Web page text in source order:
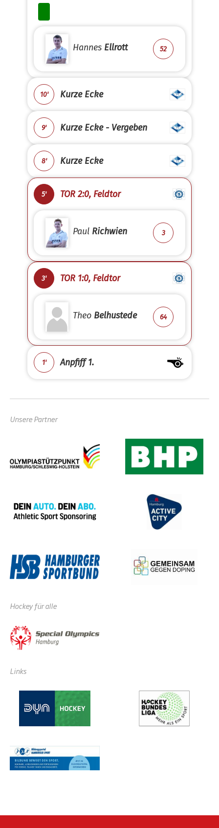
Hannes Ellrott 52
10' Kurze Ecke
9' Kurze Ecke - Vergeben
8' Kurze Ecke
5' TOR 2:0, Feldtor
Paul Richwien 3
3' TOR 1:0, Feldtor
Theo Belhustede 64
1' Anpfiff 1.
Unsere Partner
Hockey für alle
Links